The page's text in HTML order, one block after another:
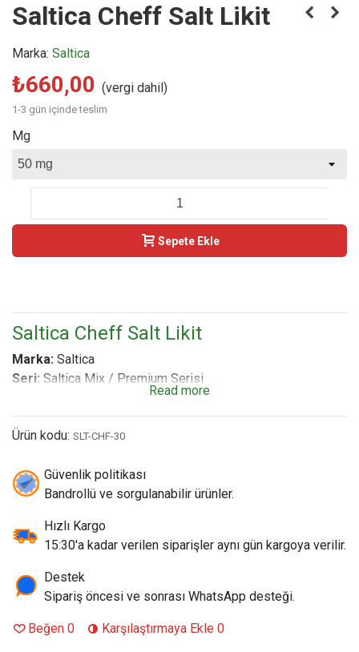
Saltica Cheff Salt Likit
Marka: Saltica
₺660,00 (vergi dahil)
1-3 gün içinde teslim
Mg
Sepete Ekle
Saltica Cheff Salt Likit
Marka: Saltica
Seri: Saltica Mix / Premium Serisi
Saltica Cheff Salt Likit
Aroma Profili:Çilek, ve karpuz aroması
Şişe Boyutu:30 ml (Çocuk korumalı, sızdırmaz kilitli kapaklı
Nikotin Seçenekleri:35 mg / 50 mg (Yüksek Kaliteli Salt
Nikotin)
ideal aroma ve buhar dengesi)
Öne Çıkan Özellikler:İngiltere üretimi premium bileşenler,
çok katmanlı (içtikçe farklı notalar sunan) aroma yapısı,
pürüzsüz ve doyurucu boğaz vurumu, pod mod kartuşlarında
Read more
Ürün kodu: SLT-CHF-30
Güvenlik politikası
Bandrollü ve sorgulanabilir ürünler.
Hızlı Kargo
15:30'a kadar verilen siparişler aynı gün kargoya verilir.
Destek
Sipariş öncesi ve sonrası WhatsApp desteği.
Beğen 0 Karşılaştırmaya Ekle 0